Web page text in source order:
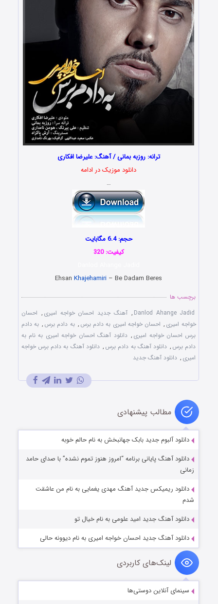
ترانه: روزبه بمانی / آهنگ: علیرضا افکاری
دانلود موزیک در ادامه
…
حجم: 6.4 مگابایت
کیفیت: 320
Ehsan Khajehamiri – Be Dadam Beres
برچسب ها
Danlod Ahange Jadid
, آهنگ جدید احسان خواجه امیری , احسان
خواجه امیری , احسان خواجه امیری به دادم برس , به دادم برس , به دادم
برس احسان خواجه امیری , دانلود آهنگ احسان خواجه امیری به نام به
دادم برس , دانلود آهنگ به دادم برس , دانلود آهنگ به دادم برس خواجه
امیری , دانلود آهنگ جدید
مطالب پیشنهادی
دانلود آلبوم جدید بابک جهانبخش به نام حالم خوبه
دانلود آهنگ پایانی برنامه “امروز هنوز تموم نشده” با صدای حامد
زمانی
دانلود ریمیکس جدید آهنگ مهدی یغمایی به نام من عاشقت
شدم
دانلود آهنگ جدید امید علومی به نام خیال تو
دانلود آهنگ جدید احسان خواجه امیری به نام دیوونه حالی
لینک‌های کاربردی
سینمای آنلاین دوستی‌ها